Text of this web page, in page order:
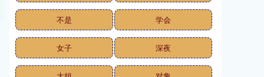
不是 学会
女子 深夜